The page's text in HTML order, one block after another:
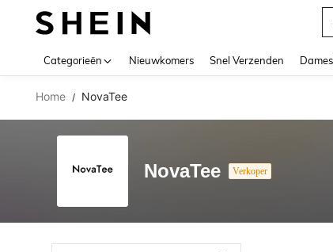
Categorieën Nieuwkomers Snel Verzenden
Home / NovaTee
NovaTee Verkoper